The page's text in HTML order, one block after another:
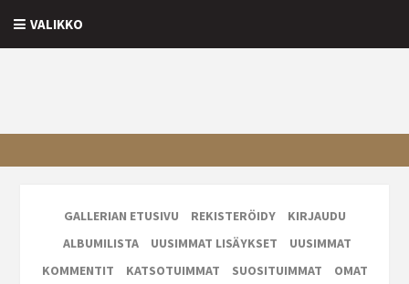
VALIKKO
GALLERIAN ETUSIVU REKISTERÖIDY
KIRJAUDU
ALBUMILISTA
UUSIMMAT LISÄYKSET
UUSIMMAT
KOMMENTIT
KATSOTUIMMAT SUOSITUIMMAT
OMAT